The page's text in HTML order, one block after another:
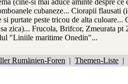
(cine-si mai aduce aminte despre
cubaneze... Ciorapii flausati
purtate peste tricou de alta
zica)... Frucola, Brifcor, Zmeurata pt
"Liniile maritime Onedin"...
Rumänien-Foren | Themen-Liste |